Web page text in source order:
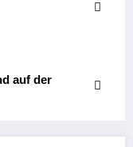
auf der